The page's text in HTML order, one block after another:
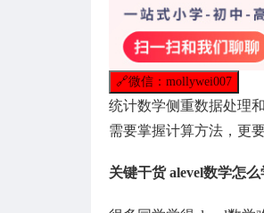
🔗微信：mollywei007
统计数学侧重数据处理
需要掌握计算方法，更
关键干货 alevel数学怎